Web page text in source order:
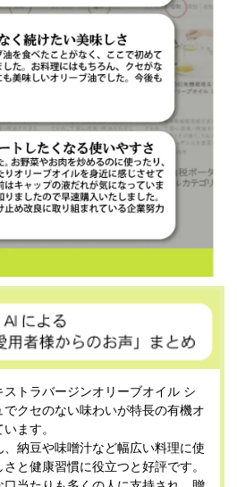
トラバージンオリーブオイル シ
クセのない味わいが特長の有機オ
ます。
納豆や味噌汁など幅広い料理に使
と健康習慣に役立つと好評です。